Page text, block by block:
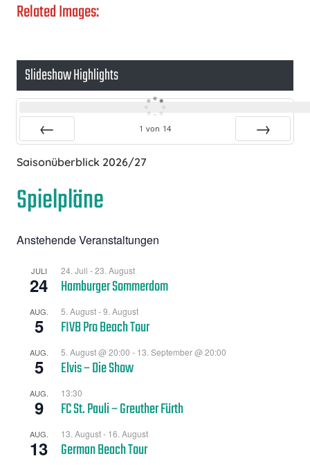
Related Images:
Slideshow Highlights
1 von 14
Saisonüberblick 2026/27
Spielpläne
Anstehende Veranstaltungen
JULI
24
24. Juli -23. August
Hamburger Sommerdom
AUG.
5
5. August-9. August
FIVB Pro Beach Tour
AUG.
5
5. August @ 20:00 - 13. September @ 20:00
Elvis – Die Show
AUG.
9
13:30
FC St. Pauli – Greuther Fürth
AUG.
13
13. August- 16. August
German Beach Tour